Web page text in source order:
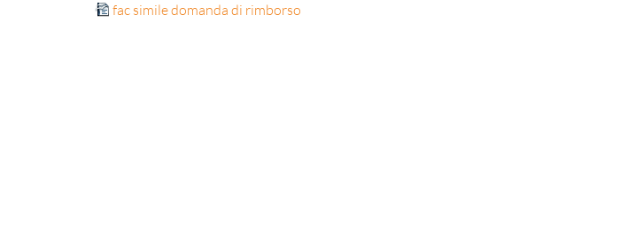
fac simile domanda di rimborso